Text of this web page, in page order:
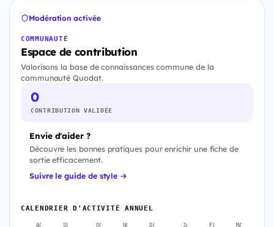
Modération activée
COMMUNAUTÉ
Espace de contribution
Valorisons la base de connaissances commune de la
communauté Quodat.
0
CONTRIBUTION VALIDÉE
Envie d'aider ?
Découvre les bonnes pratiques pour enrichir une fiche de
sortie efficacement.
Suivre le guide de style →
CALENDRIER D'ACTIVITÉ ANNUEL
AOÛT SEPT. OCT. NOV. DÉC. JANV. FÉVR. MARS